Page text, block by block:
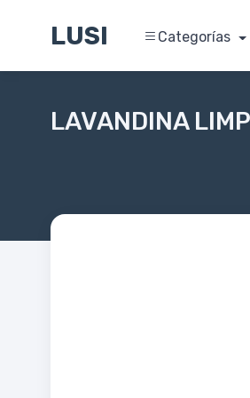
LUSI Categorías
LAVANDINA